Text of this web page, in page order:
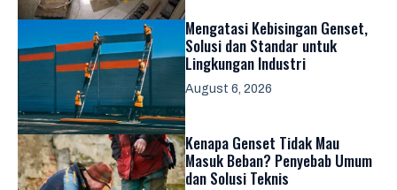
Mengatasi Kebisingan Genset,
Solusi dan Standar untuk
Lingkungan Industri
August 6, 2026
Kenapa Genset Tidak Mau
Masuk Beban? Penyebab Umum
dan Solusi Teknis